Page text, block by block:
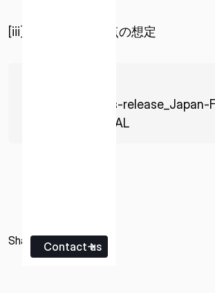
Contact us
[iii] 2024年12月時点の想定
JP_ispace_press-release_Japan-
Corporation_FINAL
Share